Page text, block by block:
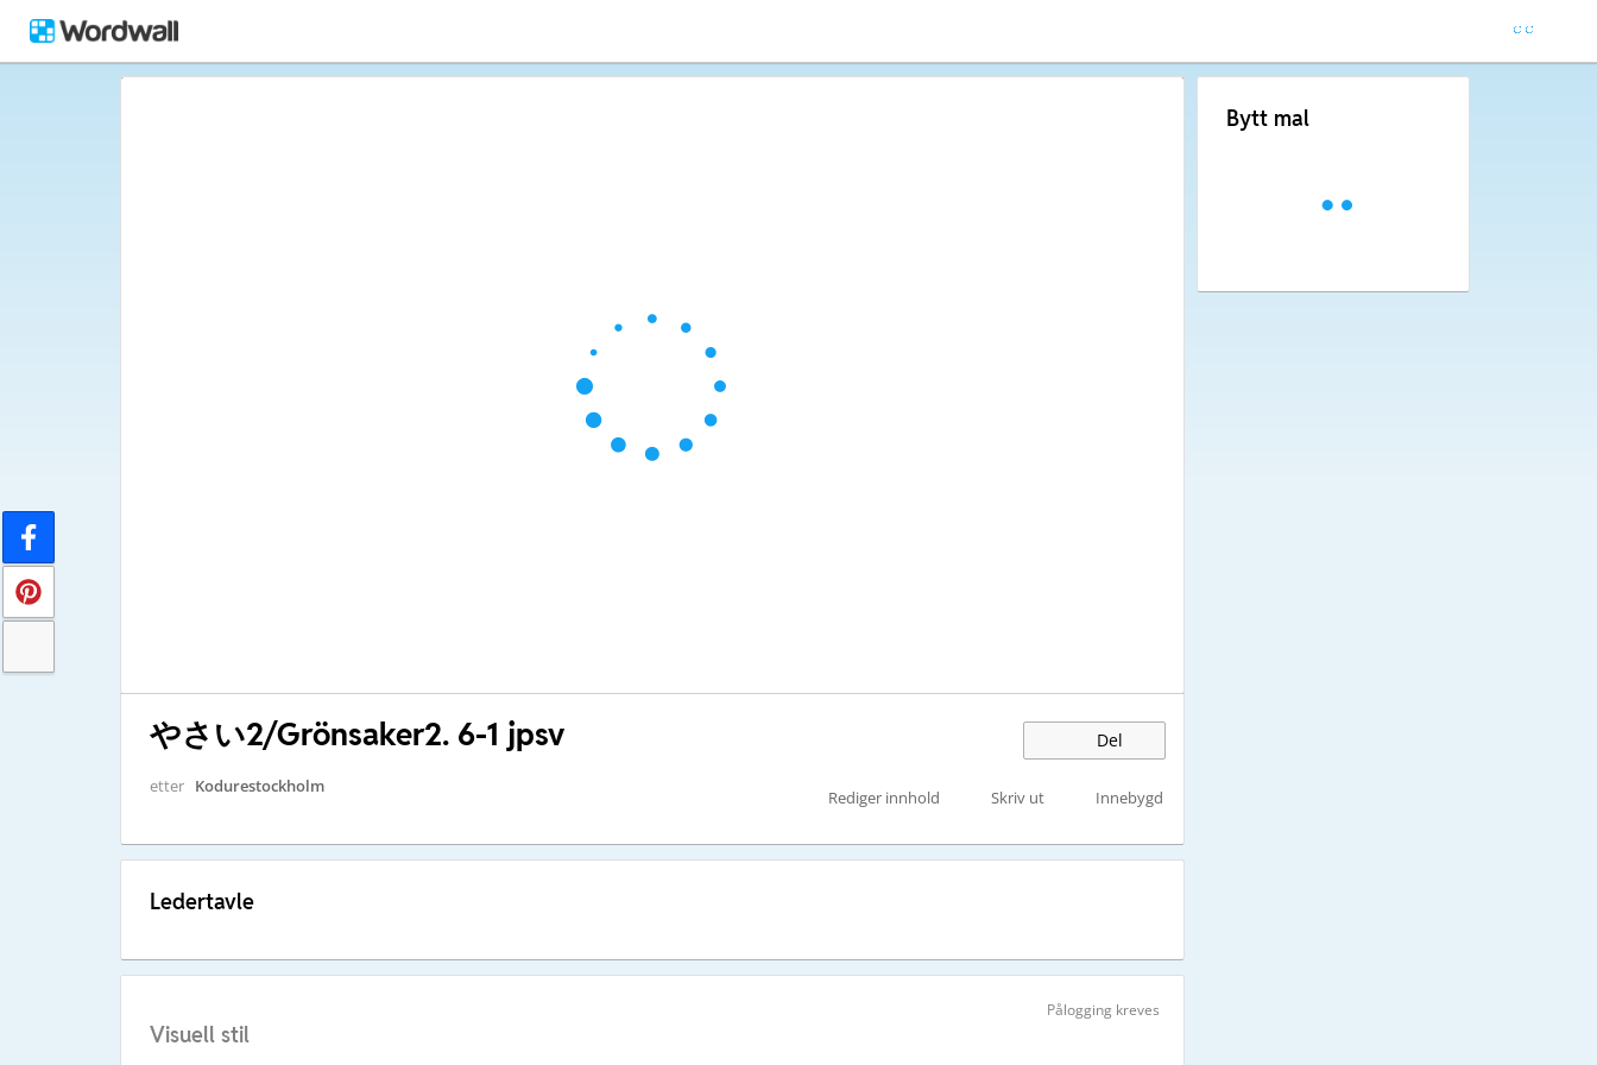
やさい2/Grönsaker2. 6-1 jpsv Del
etter Kodurestockholm
Rediger innhold Skriv ut Innebygd
Ledertavle
Pålogging kreves
Visuell stil
Bytt mal